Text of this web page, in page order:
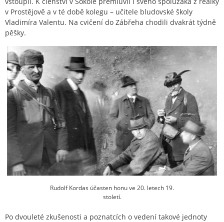
v Prostějově a v té době kolegu – učitele bludovské školy
Vladimíra Valentu. Na cvičení do Zábřeha chodili dvakrát týdně
pěšky.
Rudolf Kordas účasten honu ve 20. letech 19.
století.
Po dvouleté zkušenosti a poznatcích o vedení takové jednoty